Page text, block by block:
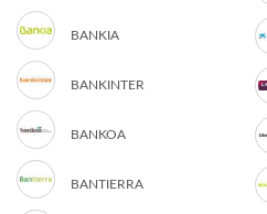
BANKIA
BANKINTER
BANKOA
BANTIERRA